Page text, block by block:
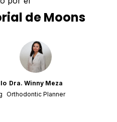
de Moons
Dra. Winny Meza
Orthodontic Planner